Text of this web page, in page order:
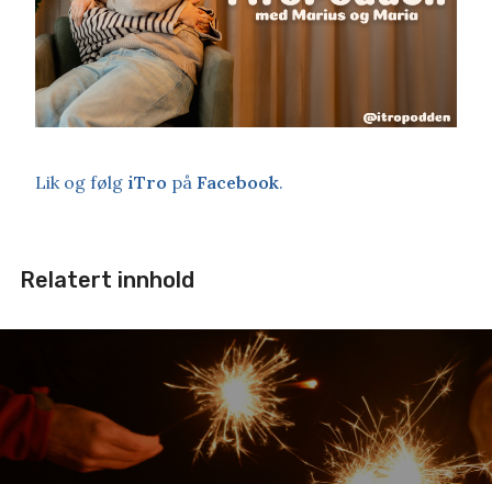
Lik og følg iTro på Facebook.
Relatert innhold